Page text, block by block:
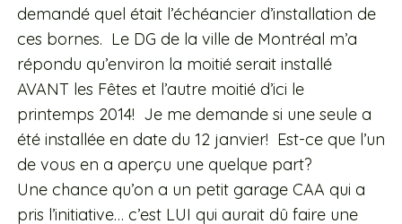
demandé quel était l’échéancier d’installation de
ces bornes. Le DG de la ville de Montréal m’a
répondu qu’environ la moitié serait installé
AVANT les Fêtes et l’autre moitié d’ici le
printemps 2014! Je me demande si une seule a
été installée en date du 12 janvier! Est-ce que l’un
de vous en a aperçu une quelque part?
Une chance qu’on a un petit garage CAA qui a
pris l’initiative… c’est LUI qui aurait dû faire une